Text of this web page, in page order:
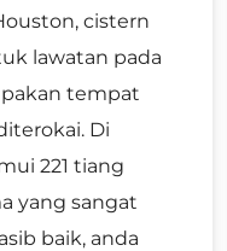
cistern
lawatan pada
tempat
Di
221 tiang
yang sangat
baik, anda